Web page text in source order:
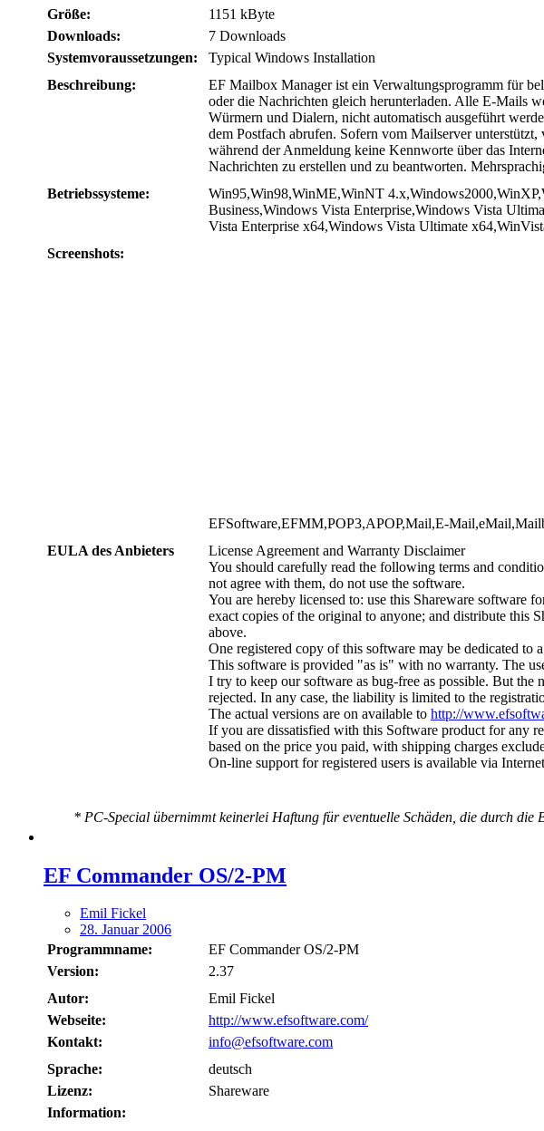
Größe:
1151 kByte
Downloads:
7 Downloads
Systemvoraussetzungen:
Typical Windows Installation
Beschreibung:
EF Mailbox Manager ist ein Verwaltungsprogramm für
oder die Nachrichten gleich herunterladen. Alle E-Mails
Würmern und Dialern, nicht automatisch ausgeführt
dem Postfach abrufen. Sofern vom Mailserver
während der Anmeldung keine Kennworte über das
Nachrichten zu erstellen und zu beantworten.
Betriebssysteme:
Win95,Win98,WinME,WinNT
Business,Windows Vista Enterprise,Windows Vista
Vista Enterprise x64,Windows Vista Ultimate
Screenshots:
EFSoftware,EFMM,POP3,APOP,Mail,E-
EULA des Anbieters
License Agreement and Warranty Disclaimer
You should carefully read the following terms and
not agree with them, do not use the software.
You are hereby licensed to: use this Shareware software
exact copies of the original to anyone; and distribute this
above.
One registered copy of this software may be dedicated to
This software is provided "as is" with no warranty. The
I try to keep our software as bug-free as possible. But
rejected. In any case, the liability is limited to the
The actual versions are on available to http://
If you are dissatisfied with this Software product for any
based on the price you paid, with shipping charges
On-line support for registered users is available via
* PC-Special übernimmt keinerlei Haftung für eventuelle Schäden, die durch die
EF Commander OS/2-PM
Emil Fickel
28. Januar 2006
Programmname:
EF Commander OS/2-PM
Version:
2.37
Autor:
Emil Fickel
Webseite:
http://www.efsoftware.com/
Kontakt:
info@efsoftware.com
Sprache:
deutsch
Lizenz:
Shareware
Information: